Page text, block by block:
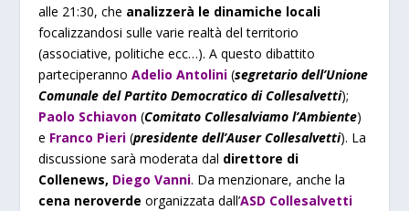
alle 21:30, che analizzerà le dinamiche locali
focalizzandosi sulle varie realtà del territorio
(associative, politiche ecc…). A questo dibattito
parteciperannoAdelio Antolini (segretario dell’Unione
Comunale del Partito Democratico di Collesalvetti);
Paolo Schiavon (Comitato Collesalviamo l’Ambiente)
e Franco Pieri (presidente dell’Auser Collesalvetti). La
discussione sarà moderata dal direttore di
Collenews, Diego Vanni. Da menzionare, anche la
cena neroverde organizzata dall’ASD Collesalvetti